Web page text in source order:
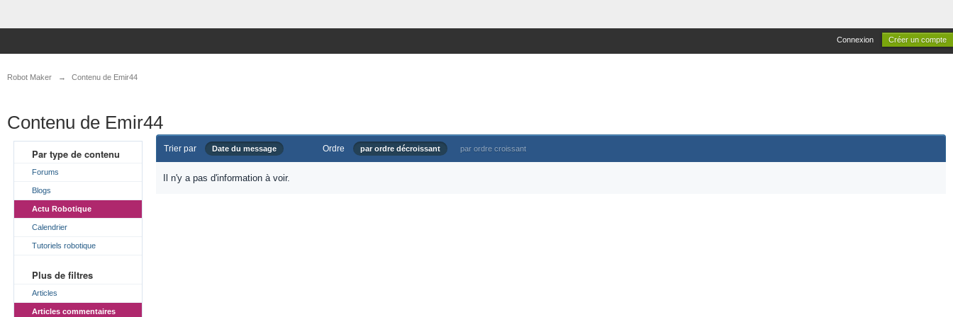
Connexion Créer un compte
Robot Maker → Contenu de Emir44
Contenu de Emir44
Par type de contenu
Forums
Blogs
Actu Robotique
Calendrier
Tutoriels robotique
Plus de filtres
Articles
Articles commentaires
Trier par Date du message Ordre par ordre décroissant par ordre croissant
Il n'y a pas d'information à voir.